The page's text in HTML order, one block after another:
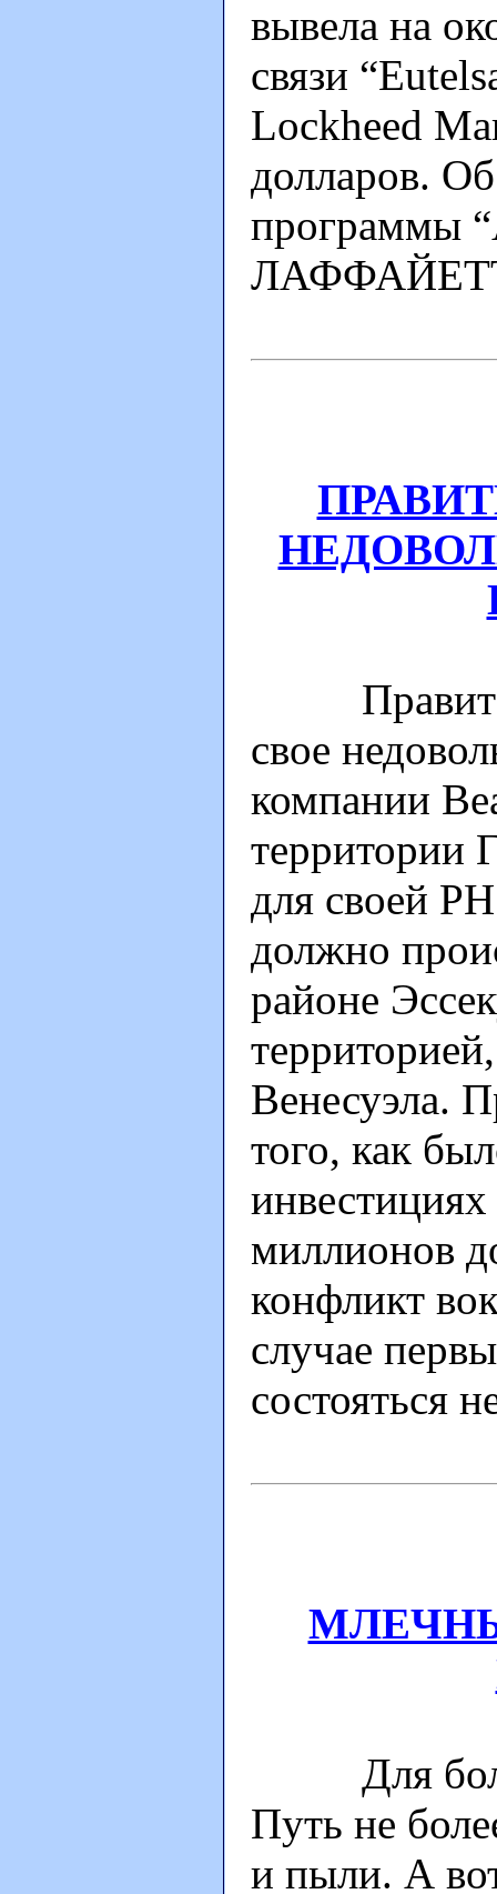
вывела на
связи
Lockheed
долларов.
программы
свое
компании
территории
для своей
должно
районе
Венесуэла.
того, как
миллионов
конфликт
случае
состояться
Для
Путь не
и пыли. А